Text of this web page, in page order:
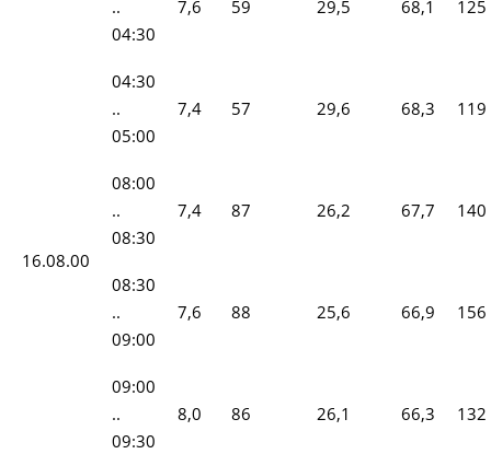
16.08.00
..
04:30
7,6 59 29,5 68,1 125
04:30
..
05:00
7,4 57 29,6 68,3 119
08:00
..
08:30
7,4 87 26,2 67,7 140
08:30
..
09:00
7,6 88 25,6 66,9 156
09:00
..
09:30
8,0 86 26,1 66,3 132